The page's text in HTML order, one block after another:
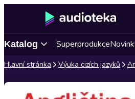
Katalog Superprodukce
Hlavní stránka Výuka cizích jazyků